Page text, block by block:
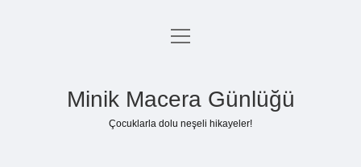
Anasayfa
menüyü
Minik Macera Günlüğü
Çocuklarla dolu neşeli hikayeler!